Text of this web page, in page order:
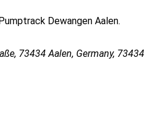
Dewangen Aalen.
73434 Aalen, Germany, 73434